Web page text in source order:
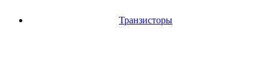
Транзисторы